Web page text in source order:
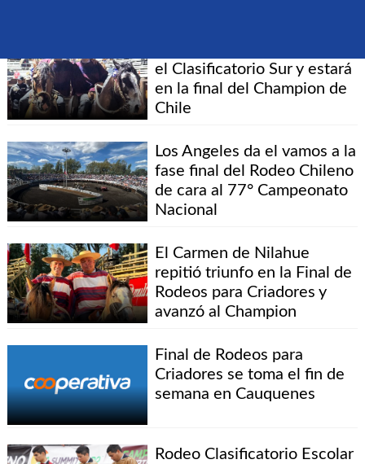
el Clasificatorio Sur y estará
en la final del Champion de
Chile
Los Angeles da el vamos a la
fase final del Rodeo Chileno
de cara al 77° Campeonato
Nacional
El Carmen de Nilahue
repitió triunfo en la Final de
Rodeos para Criadores y
avanzó al Champion
Final de Rodeos para
Criadores se toma el fin de
semana en Cauquenes
Rodeo Clasificatorio Escolar